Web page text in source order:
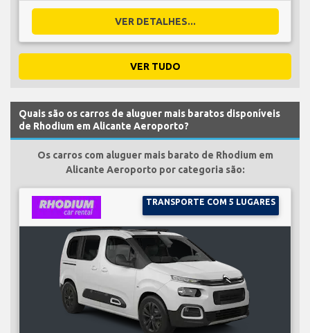
VER DETALHES...
VER TUDO
Quais são os carros de aluguer mais baratos disponíveis
de Rhodium em Alicante Aeroporto?
Os carros com aluguer mais barato de Rhodium em
Alicante Aeroporto por categoria são:
TRANSPORTE COM 5 LUGARES